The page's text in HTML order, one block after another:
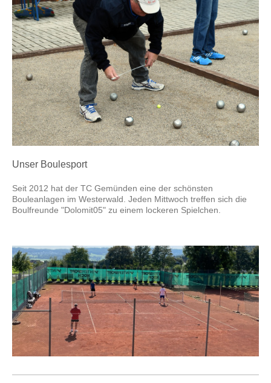
Unser Boulesport
Seit 2012 hat der TC Gemünden eine der schönsten
Bouleanlagen im Westerwald. Jeden Mittwoch treffen sich die
Boulfreunde "Dolomit05" zu einem lockeren Spielchen.